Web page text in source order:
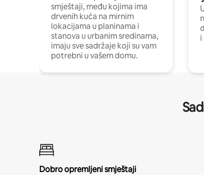
smještaji, među kojima ima
drvenih kuća na mirnim
lokacijama u planinama i
stanova u urbanim sredinama,
imaju sve sadržaje koji su vam
potrebni u vašem domu.
i
Dobro opremljeni smještaji